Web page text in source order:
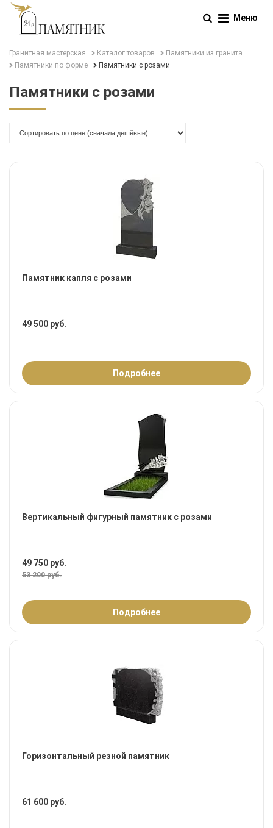
Меню
Гранитная мастерская Каталог товаров
Памятники из гранита
Памятники по форме
Памятники с розами
Памятники с розами
Памятник капля с розами
49 500 руб.
Подробнее
Вертикальный фигурный памятник с розами
49 750 руб.
53 200 руб.
Подробнее
Горизонтальный резной памятник
61 600 руб.